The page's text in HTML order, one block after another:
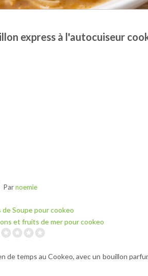
express à l'autocuiseur
Parnoemie
Soupe pour cookeo
et fruits de mer pour cookeo
de temps au Cookeo, avec un bouillon